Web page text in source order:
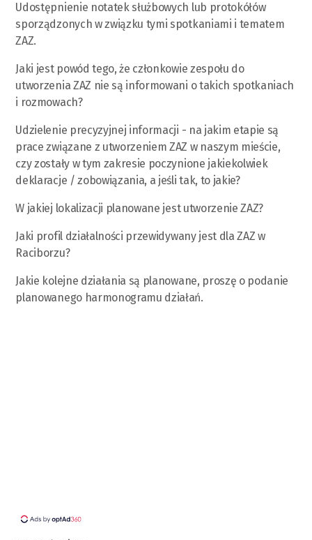
Udostępnienie notatek służbowych lub protokółów
sporządzonych w związku tymi spotkaniami i tematem
ZAZ.
Jaki jest powód tego, że członkowie zespołu do
utworzenia ZAZ nie są informowani o takich spotkaniach
i rozmowach?
Udzielenie precyzyjnej informacji - na jakim etapie są
prace związane z utworzeniem ZAZ w naszym mieście,
czy zostały w tym zakresie poczynione jakiekolwiek
deklaracje / zobowiązania, a jeśli tak, to jakie?
W jakiej lokalizacji planowane jest utworzenie ZAZ?
Jaki profil działalności przewidywany jest dla ZAZ w
Raciborzu?
Jakie kolejne działania są planowane, proszę o podanie
planowanego harmonogramu działań.